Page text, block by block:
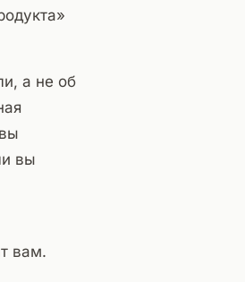
а не об
вы
вам.